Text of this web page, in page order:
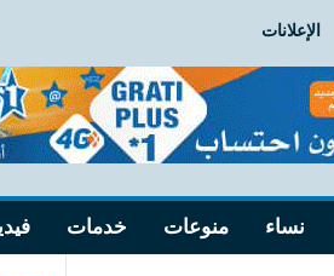
الإعلانات
نساء منوعات خدمات